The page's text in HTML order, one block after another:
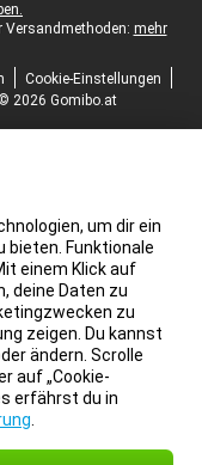
Versandmethoden: mehr
Cookie-Einstellungen
© 2026 Gomibo.at
um dir ein
bieten. Funktionale
einem Klick auf
deine Daten zu
zu
zeigen. Du kannst
ändern. Scrolle
auf „Cookie-
erfährst du in